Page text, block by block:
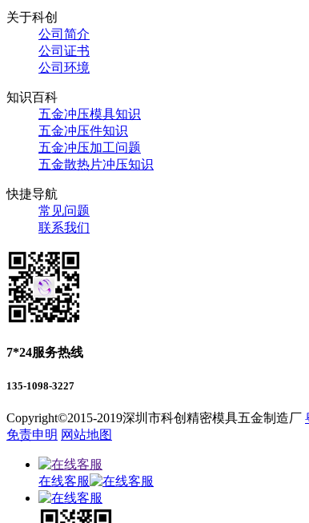
关于科创
公司简介
公司证书
公司环境
知识百科
五金冲压模具知识
五金冲压件知识
五金冲压加工问题
五金散热片冲压知识
快捷导航
常见问题
联系我们
7*24服务热线
135-1098-3227
Copyright©2015-2019深圳市科创精密模具五金制造厂
免责申明 网站地图
在线客服